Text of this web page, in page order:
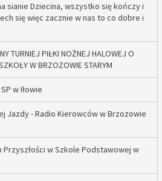
sianie Dziecina, wszystko się kończy i
się więc zacznie w nas to co dobre i
TURNIEJ PIŁKI NOŻNEJ HALOWEJ O
W BRZOZOWIE STARYM
w Iłowie
Jazdy - Radio Kierowców w Brzozowie
Przyszłości w Szkole Podstawowej w